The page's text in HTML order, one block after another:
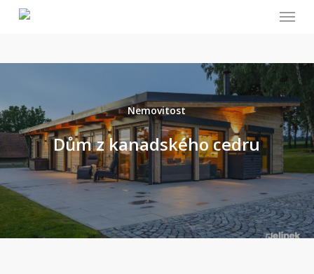
content
Menu
Nemovitost
Dům z kanadského cedru